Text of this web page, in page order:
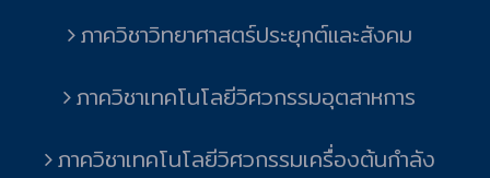
ภาควิชาวิทยาศาสตร์ประยุกต์และสังคม
ภาควิชาเทคโนโลยีวิศวกรรมอุตสาหการ
ภาควิชาเทคโนโลยีวิศวกรรมเครื่องต้นกำลัง